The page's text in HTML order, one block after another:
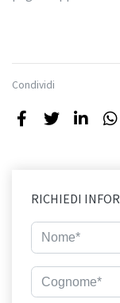
Condividi
RICHIEDI